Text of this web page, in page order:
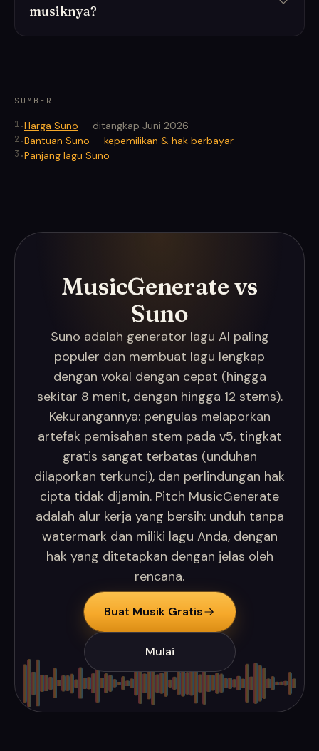
musiknya?
SUMBER
1 .Harga Suno — ditangkap Juni 2026
2 .Bantuan Suno — kepemilikan & hak berbayar
3 .Panjang lagu Suno
MusicGenerate vs
Suno
Suno adalah generator lagu AI paling
populer dan membuat lagu lengkap
dengan vokal dengan cepat (hingga
sekitar 8 menit, dengan hingga 12 stems).
Kekurangannya: pengulas melaporkan
artefak pemisahan stem pada v5, tingkat
gratis sangat terbatas (unduhan
dilaporkan terkunci), dan perlindungan hak
cipta tidak dijamin. Pitch MusicGenerate
adalah alur kerja yang bersih: unduh tanpa
watermark dan miliki lagu Anda, dengan
hak yang ditetapkan dengan jelas oleh
rencana.
Buat Musik Gratis
Mulai